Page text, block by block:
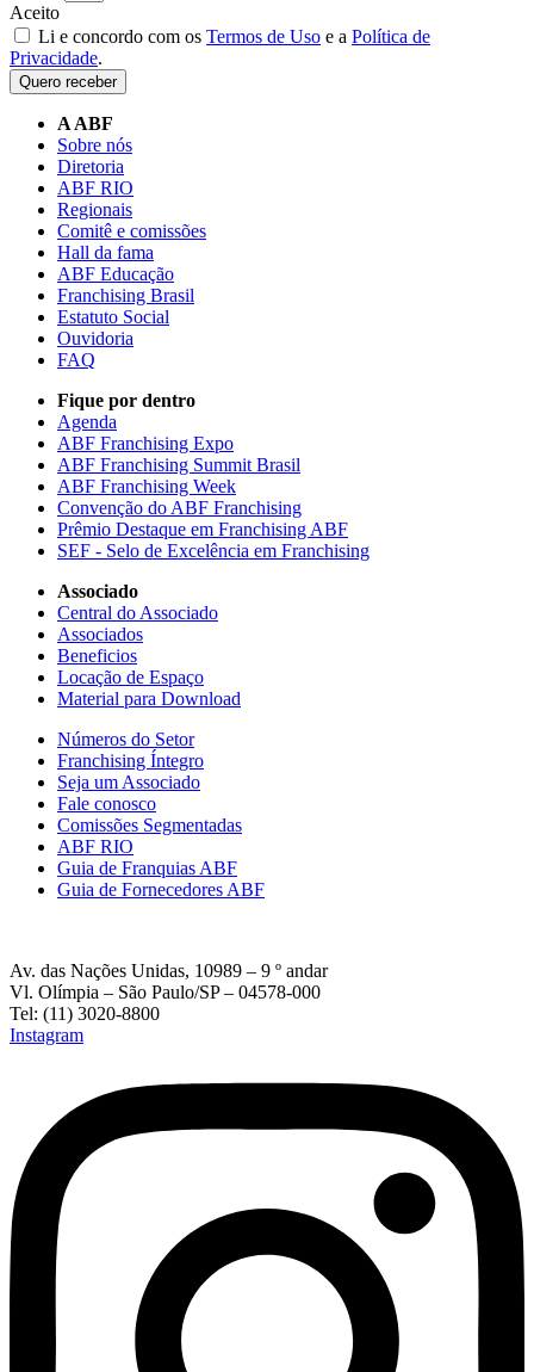
Aceito
Li e concordo com os Termos de Uso e a Política de
Privacidade.
Quero receber
A ABF
Sobre nós
Diretoria
ABF RIO
Regionais
Comitê e comissões
Hall da fama
ABF Educação
Franchising Brasil
Estatuto Social
Ouvidoria
FAQ
Fique por dentro
Agenda
ABF Franchising Expo
ABF Franchising Summit Brasil
ABF Franchising Week
Convenção do ABF Franchising
Prêmio Destaque em Franchising ABF
SEF - Selo de Excelência em Franchising
Associado
Central do Associado
Associados
Beneficios
Locação de Espaço
Material para Download
Números do Setor
Franchising Íntegro
Seja um Associado
Fale conosco
Comissões Segmentadas
ABF RIO
Guia de Franquias ABF
Guia de Fornecedores ABF
Av. das Nações Unidas, 10989 – 9 º andar
Vl. Olímpia – São Paulo/SP – 04578-000
Tel: (11) 3020-8800
Instagram